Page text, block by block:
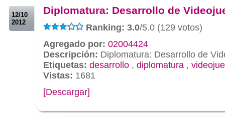
12/10
2012
Diplomatura: Desarrollo de
Ranking: 3.0/5.0 (129 votos)
Agregado por: 02004424
Descripción: Diplomatura: Desarrollo de
Etiquetas: desarrollo , diplomatura ,
Vistas: 1681
[Descargar]